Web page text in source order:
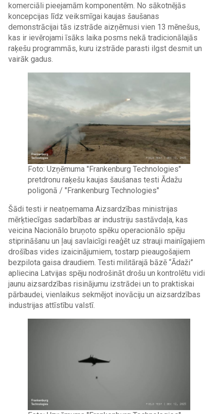
komerciāli pieejamām komponentēm. No sākotnējās
koncepcijas līdz veiksmīgai kaujas šaušanas
demonstrācijai tās izstrāde aizņēmusi vien 13 mēnešus,
kas ir ievērojami īsāks laika posms nekā tradicionālajās
raķešu programmās, kuru izstrāde parasti ilgst desmit un
vairāk gadus.
Foto: Uzņēmuma "Frankenburg Technologies"
pretdronu raķešu kaujas šaušanas testi Ādažu
poligonā / "Frankenburg Technologies"
Šādi testi ir neatņemama Aizsardzības ministrijas
mērķtiecīgas sadarbības ar industriju sastāvdaļa, kas
veicina Nacionālo bruņoto spēku operacionālo spēju
stiprināšanu un ļauj savlaicīgi reaģēt uz strauji mainīgajiem
drošības vides izaicinājumiem, tostarp pieaugošajiem
bezpilota gaisa draudiem. Testi militārajā bāzē “Ādaži”
apliecina Latvijas spēju nodrošināt drošu un kontrolētu vidi
jaunu aizsardzības risinājumu izstrādei un to praktiskai
pārbaudei, vienlaikus sekmējot inovāciju un aizsardzības
industrijas attīstību valstī.